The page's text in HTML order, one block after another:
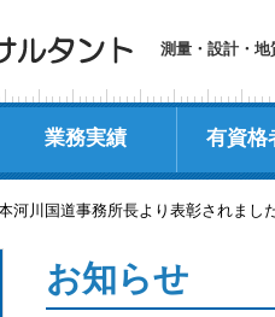
測量・設計・地
業務実績 有資格
河川国道事務所長より表彰されまし
お知らせ